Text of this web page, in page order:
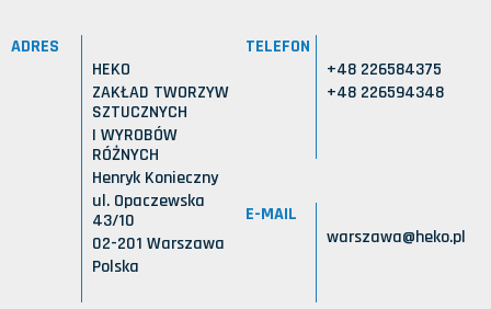
ADRES
HEKO
ZAKŁAD TWORZYW
SZTUCZNYCH
I WYROBÓW
RÓŻNYCH
Henryk Konieczny
ul. Opaczewska
43/10
02-201 Warszawa
Polska
TELEFON
+48 226584375
+48 226594348
E-MAIL
warszawa@heko.pl